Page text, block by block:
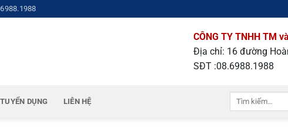
CÔNG TY TNHH TM
Địa chỉ: 16 đường
SĐT :08.6988.1988
TUYỂN DỤNG LIÊN HỆ
Tìm